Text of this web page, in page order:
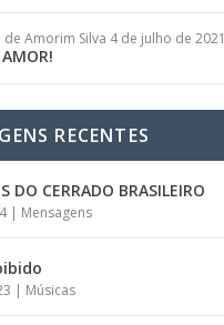
de Amorim Silva 4 de julho de 2021
RECENTES
DO CERRADO BRASILEIRO
| Mensagens
| Músicas